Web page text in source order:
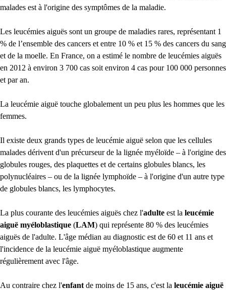
malades est à l'origine des symptômes de la maladie.
Les leucémies aiguës sont un groupe de maladies rares, représentant 1
% de l’ensemble des cancers et entre 10 % et 15 % des cancers du sang
et de la moelle. En France, on a estimé le nombre de leucémies aiguës
en 2012 à environ 3 700 cas soit environ 4 cas pour 100 000 personnes
et par an.
La leucémie aiguë touche globalement un peu plus les hommes que les
femmes.
Il existe deux grands types de leucémie aiguë selon que les cellules
malades dérivent d'un précurseur de la lignée myéloïde – à l'origine des
globules rouges, des plaquettes et de certains globules blancs, les
polynucléaires – ou de la lignée lymphoïde – à l'origine d'un autre type
de globules blancs, les lymphocytes.
La plus courante des leucémies aiguës chez l'adulte est la leucémie
aiguë myéloblastique (LAM) qui représente 80 % des leucémies
aiguës de l'adulte. L'âge médian au diagnostic est de 60 et 11 ans et
l'incidence de la leucémie aiguë myéloblastique augmente
régulièrement avec l'âge.
Au contraire chez l'enfant de moins de 15 ans, c'est la leucémie aiguë